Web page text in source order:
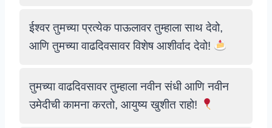
ईश्वर तुमच्या प्रत्येक पाऊलावर तुम्हाला साथ देवो,
आणि तुमच्या वाढदिवसावर विशेष आशीर्वाद देवो!
तुमच्या वाढदिवसावर तुम्हाला नवीन संधी आणि नवीन
उमेदीची कामना करतो, आयुष्य खुशीत राहो!